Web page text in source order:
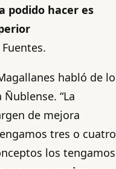
podido hacer es
habló de lo
“La
de mejora
tres o cuatro
los tengamos